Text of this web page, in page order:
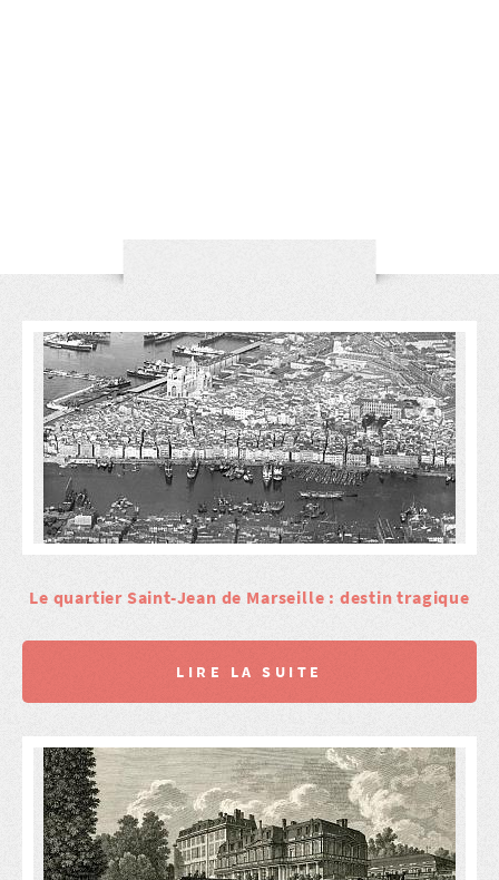
Le quartier Saint-Jean de Marseille : destin tragique
LIRE LA SUITE